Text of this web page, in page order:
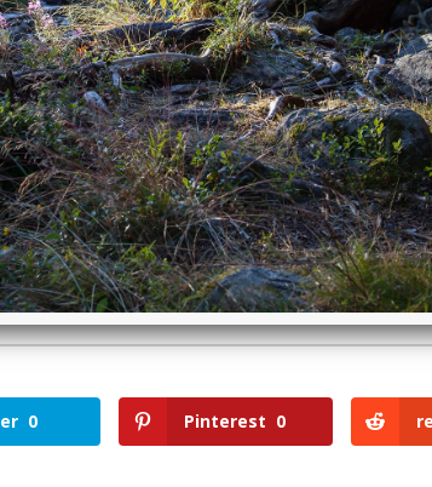
0 Pinterest 0